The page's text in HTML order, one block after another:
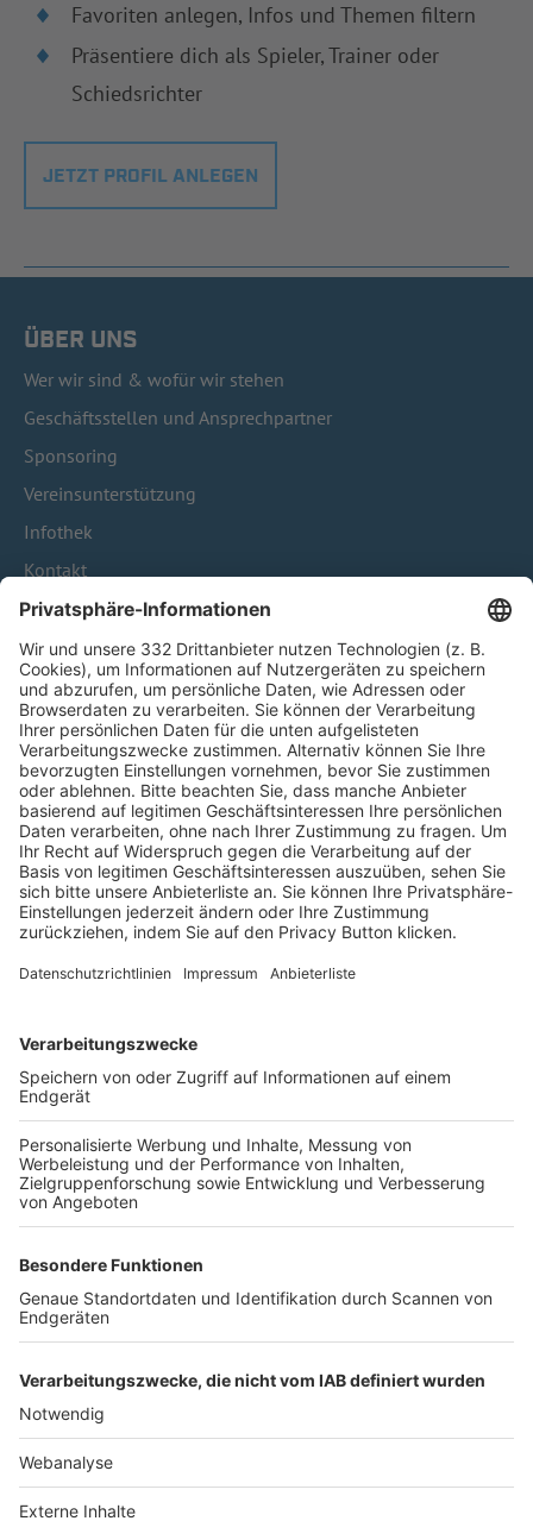
Favoriten anlegen, Infos und Themen filtern
Präsentiere dich als Spieler, Trainer oder
Schiedsrichter
JETZT PROFIL ANLEGEN
ÜBER UNS
Wer wir sind & wofür wir stehen
Geschäftsstellen und Ansprechpartner
Sponsoring
Vereinsunterstützung
Infothek
Kontakt
HÄUFIG BESUCHTE SEITEN
Pässe und Vereinswechsel
Trainerausbildung
Schulungsangebot Vereinsmitarbeiter
BFV-Geschäftsstellen
Trainerbörse
Login SpielPlus
FOLGE DEM BFV
TOP-VEREINE
TOP-PARTNER
Nutzungsbedingungen Datenschutz Impressum